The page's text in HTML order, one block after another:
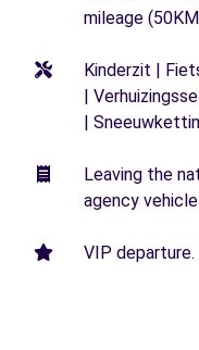
mileage
Kinderzit |
|
|
Leaving the
agency
VIP